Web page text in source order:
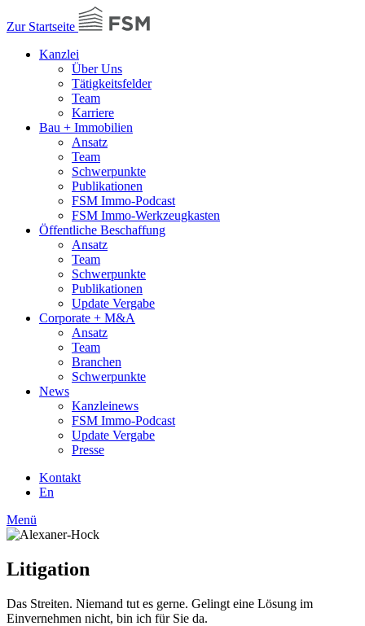
Zur Startseite
Kanzlei
Über Uns
Tätigkeitsfelder
Team
Karriere
Bau + Immobilien
Ansatz
Team
Schwerpunkte
Publikationen
FSM Immo-Podcast
FSM Immo-Werkzeugkasten
Öffentliche Beschaffung
Ansatz
Team
Schwerpunkte
Publikationen
Update Vergabe
Corporate + M&A
Ansatz
Team
Branchen
Schwerpunkte
News
Kanzleinews
FSM Immo-Podcast
Update Vergabe
Presse
Kontakt
En
Menü
Litigation
Das Streiten. Niemand tut es gerne. Gelingt eine Lösung im
Einvernehmen nicht, bin ich für Sie da.